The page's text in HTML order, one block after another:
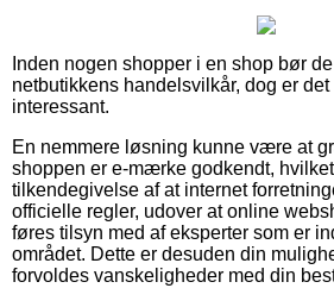
Inden nogen shopper i en shop bør
netbutikkens handelsvilkår, dog er
interessant.
En nemmere løsning kunne være at
shoppen er e-mærke godkendt,
tilkendegivelse af at internet
officielle regler, udover at online
føres tilsyn med af eksperter som er
området. Dette er desuden din
forvoldes vanskeligheder med din